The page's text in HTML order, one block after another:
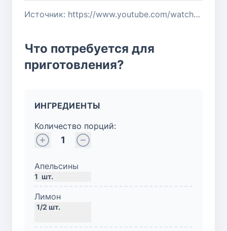
Источник: https://www.youtube.com/watch?v=LwDpLZ6UJog
Что потребуется для
приготовления?
ИНГРЕДИЕНТЫ
Количество порций:
1
Апельсины
1 шт.
Лимон